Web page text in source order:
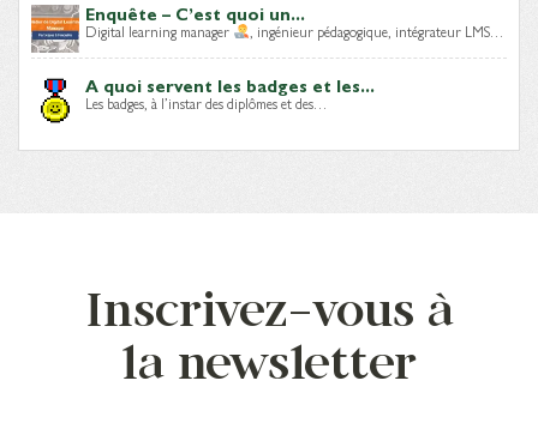
Enquête – C’est quoi un...
Digital learning manager , ingénieur pédagogique, intégrateur LMS…
A quoi servent les badges et les...
Les badges, à l’instar des diplômes et des…
Inscrivez-vous à
la newsletter